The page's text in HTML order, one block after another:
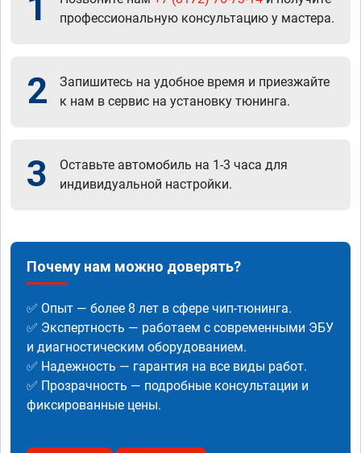
профессиональную консультацию у мастера.
2
Запишитесь на удобное время и приезжайте
к нам в сервис на установку тюнинга.
3
Оставьте автомобиль на 1-3 часа для
индивидуальной настройки.
Почему нам можно доверять?
✅ Опыт — более 8 лет в сфере чип-тюнинга.
✅ Экспертность — работаем с современными ЭБУ
и диагностическим оборудованием.
✅ Надежность — гарантия на все виды работ.
✅ Прозрачность — подробные консультации и
фиксированные цены.